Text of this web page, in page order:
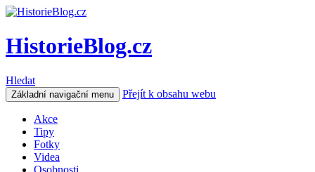
HistorieBlog.cz
Hledat
Základní navigační menu Přejít k obsahu webu
Akce
Tipy
Fotky
Videa
Osobnosti